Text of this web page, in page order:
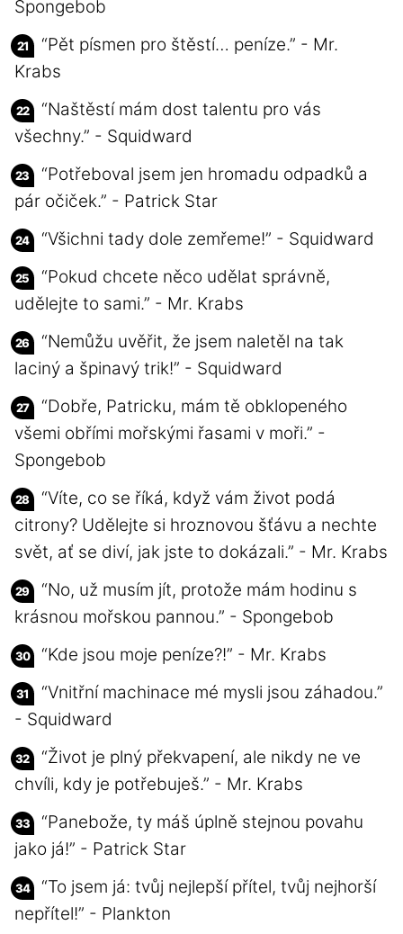
Spongebob
“Pět písmen pro štěstí… peníze.” - Mr.
Krabs
“Naštěstí mám dost talentu pro vás
všechny.” - Squidward
“Potřeboval jsem jen hromadu odpadků a
pár očiček.” - Patrick Star
“Všichni tady dole zemřeme!” - Squidward
“Pokud chcete něco udělat správně,
udělejte to sami.” - Mr. Krabs
“Nemůžu uvěřit, že jsem naletěl na tak
laciný a špinavý trik!” - Squidward
“Dobře, Patricku, mám tě obklopeného
všemi obřími mořskými řasami v moři.” -
Spongebob
“Víte, co se říká, když vám život podá
citrony? Udělejte si hroznovou šťávu a nechte
svět, ať se diví, jak jste to dokázali.” - Mr. Krabs
“No, už musím jít, protože mám hodinu s
krásnou mořskou pannou.” - Spongebob
“Kde jsou moje peníze?!” - Mr. Krabs
“Vnitřní machinace mé mysli jsou záhadou.”
- Squidward
“Život je plný překvapení, ale nikdy ne ve
chvíli, kdy je potřebuješ.” - Mr. Krabs
“Panebože, ty máš úplně stejnou povahu
jako já!” - Patrick Star
“To jsem já: tvůj nejlepší přítel, tvůj nejhorší
nepřítel!” - Plankton